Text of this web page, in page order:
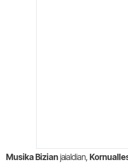
Musika Bizian jaialdian,